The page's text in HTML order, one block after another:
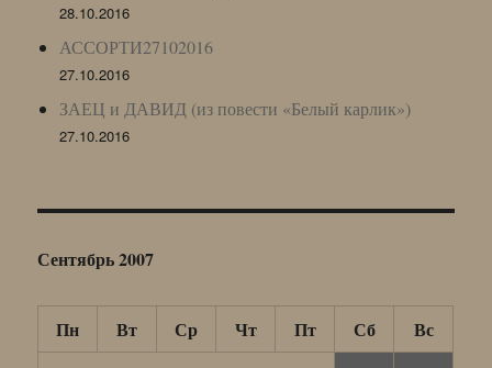
28.10.2016
АССОРТИ27102016
27.10.2016
ЗАЕЦ и ДАВИД (из повести «Белый карлик»)
27.10.2016
Сентябрь 2007
Пн Вт Ср Чт Пт Сб
Вс